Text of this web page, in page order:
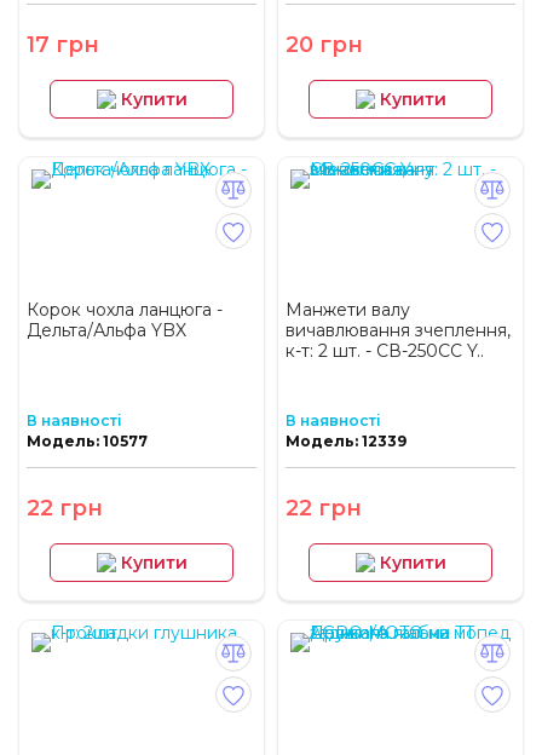
17 грн
Купити
20 грн
Купити
Корок чохла ланцюга -
Дельта/Альфа YBX
В наявності
Модель: 10577
22 грн
Купити
Манжети валу
вичавлювання зчеплення,
к-т: 2 шт. - СВ-250СС Y..
В наявності
Модель: 12339
22 грн
Купити